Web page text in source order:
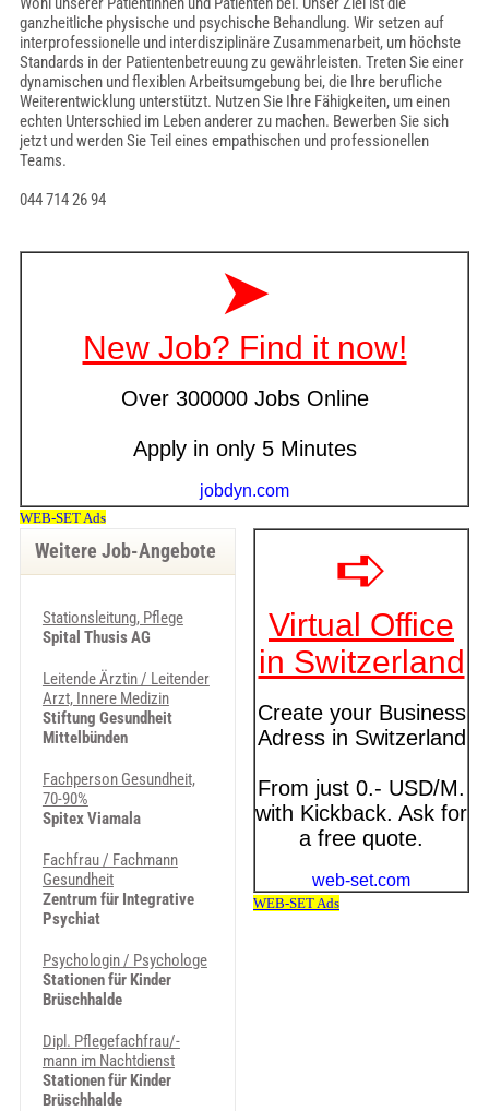
ganzheitliche physische und psychische Behandlung. Wir setzen auf
interprofessionelle und interdisziplinäre Zusammenarbeit, um höchste
Standards in der Patientenbetreuung zu gewährleisten. Treten Sie einer
dynamischen und flexiblen Arbeitsumgebung bei, die Ihre berufliche
Weiterentwicklung unterstützt. Nutzen Sie Ihre Fähigkeiten, um einen
echten Unterschied im Leben anderer zu machen. Bewerben Sie sich
jetzt und werden Sie Teil eines empathischen und professionellen
Teams.
044 714 26 94
Weitere Job-Angebote
Stationsleitung, Pflege
Spital Thusis AG
Leitende Ärztin / Leitender
Arzt, Innere Medizin
Stiftung Gesundheit
Mittelbünden
Fachperson Gesundheit,
70-90%
Spitex Viamala
Fachfrau / Fachmann
Gesundheit
Zentrum für Integrative
Psychiat
Psychologin / Psychologe
Stationen für Kinder
Brüschhalde
Dipl. Pflegefachfrau/-
mann im Nachtdienst
Stationen für Kinder
Brüschhalde